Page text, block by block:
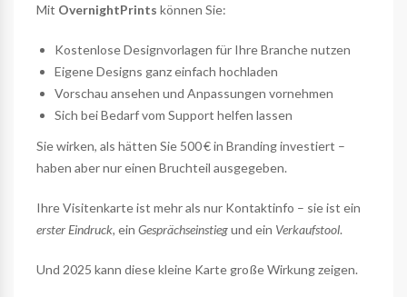
Mit OvernightPrints können Sie:
Kostenlose Designvorlagen für Ihre Branche nutzen
Eigene Designs ganz einfach hochladen
Vorschau ansehen und Anpassungen vornehmen
Sich bei Bedarf vom Support helfen lassen
Sie wirken, als hätten Sie 500 € in Branding investiert –
haben aber nur einen Bruchteil ausgegeben.
Ihre Visitenkarte ist mehr als nur Kontaktinfo – sie ist ein
erster Eindruck, ein Gesprächseinstiegund ein Verkaufstool.
Und 2025 kann diese kleine Karte große Wirkung zeigen.